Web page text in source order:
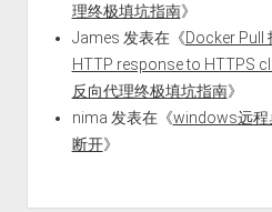
理终极填坑指南》
James 发表在《Docker Pull
HTTP response to HTTPS
反向代理终极填坑指南》
nima 发表在《windows远程
断开》